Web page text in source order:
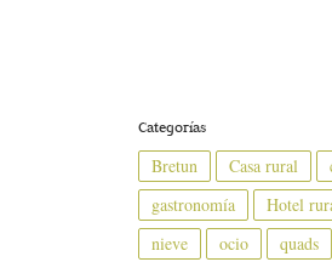
Categorías
Bretun Casa rural
gastronomía
Hotel
nieve
ocio quads